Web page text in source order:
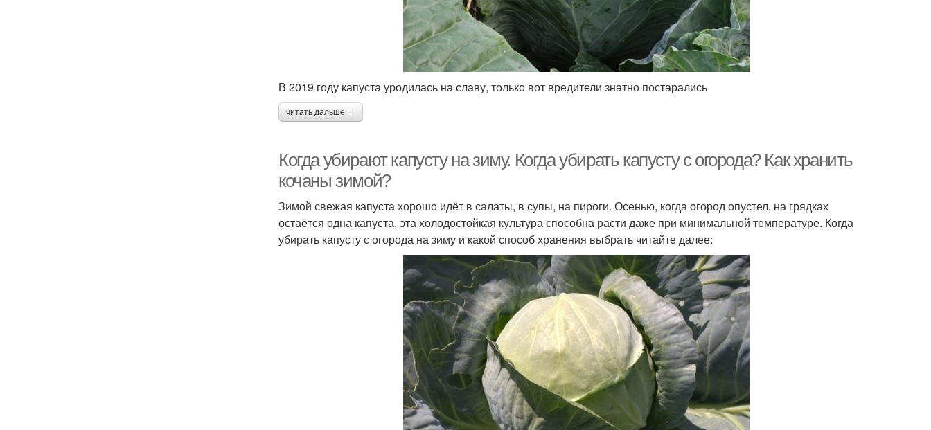
В 2019 году капуста уродилась на славу, только вот вредители знатно постарались
читать дальше →
Когда убирают капусту на зиму. Когда убирать капусту с огорода? Как хранить
кочаны зимой?
Зимой свежая капуста хорошо идёт в салаты, в супы, на пироги. Осенью, когда огород опустел, на грядках
остаётся одна капуста, эта холодостойкая культура способна расти даже при минимальной температуре. Когда
убирать капусту с огорода на зиму и какой способ хранения выбрать читайте далее: